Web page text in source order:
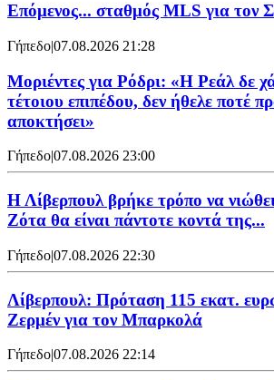
Επόμενος... σταθμός MLS για τον
Γήπεδο|07.08.2026 21:28
Μοριέντες για Ρόδρι: «Η Ρεάλ δε
τέτοιου επιπέδου, δεν ήθελε ποτέ
αποκτήσει»
Γήπεδο|07.08.2026 23:00
Η Λίβερπουλ βρήκε τρόπο να
Ζότα θα είναι πάντοτε κοντά της...
Γήπεδο|07.08.2026 22:30
Λίβερπουλ: Πρόταση 115 εκατ.
Ζερμέν για τον Μπαρκολά
Γήπεδο|07.08.2026 22:14